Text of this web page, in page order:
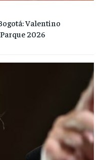
Valentino
2026